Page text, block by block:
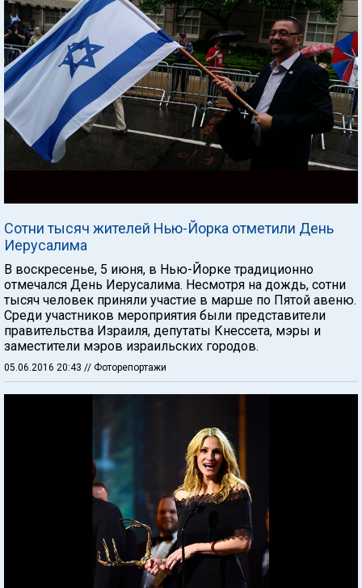
Сотни тысяч жителей Нью-Йорка отметили День
Иерусалима
В воскресенье, 5 июня, в Нью-Йорке традиционно
отмечался День Иерусалима. Несмотря на дождь, сотни
тысяч человек приняли участие в марше по Пятой авеню.
Среди участников мероприятия были представители
правительства Израиля, депутаты Кнессета, мэры и
заместители мэров израильских городов.
05.06.2016 20:43 // Фоторепортажи